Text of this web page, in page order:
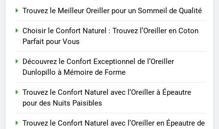
Trouvez le Meilleur Oreiller pour un Sommeil de Qualité
Choisir le Confort Naturel : Trouvez l’Oreiller en Coton
Parfait pour Vous
Découvrez le Confort Exceptionnel de l’Oreiller
Dunlopillo à Mémoire de Forme
Trouvez le Confort Naturel avec l’Oreiller à Épeautre
pour des Nuits Paisibles
Trouvez le Confort Naturel avec l’Oreiller en Épeautre de